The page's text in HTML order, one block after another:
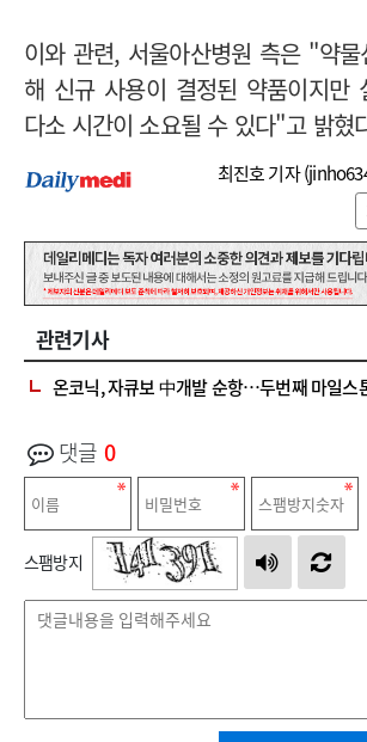
이와 관련, 서울아산병원 측은 "약
해 신규 사용이 결정된 약품이지만
다소 시간이 소요될 수 있다"고 밝혔
최진호 기자 (
관련기사
온코닉, 자큐보 中개발 순항…두번째 마일스
댓글 0
스팸방지